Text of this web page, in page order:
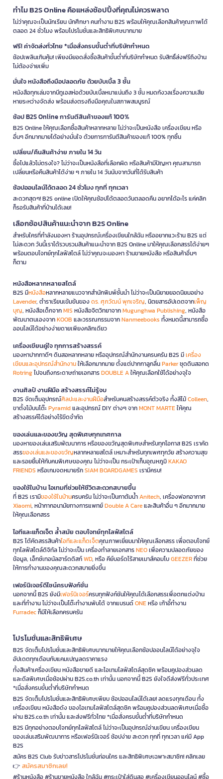
ทำไม B2S Online คือแหล่งช้อปปิ้งที่คุณไม่ควรพลาด
ไม่ว่าคุณจะเป็นนักเรียน นักศึกษา คนทำงาน B2S พร้อมให้คุณเลือกสินค้าคุณภาพได้
ตลอด 24 ชั่วโมง พร้อมโปรโมชั่นและสิทธิพิเศษมากมาย
ฟรี! ค่าจัดส่งทั่วไทย *เมื่อสั่งครบขั้นต่ำที่บริษัทกำหนด
ช้อปเพลินเกินคุ้ม! เพียงมียอดสั่งซื้อสินค้าขั้นต่ำที่บริษัทกำหนด รับสิทธิ์ส่งฟรีถึงบ้าน
ไม่ต้องจ่ายเพิ่ม
มั่นใจ หนังสือถึงมือปลอดภัย ด้วยบับเบิ้ล 3 ชั้น
หนังสือทุกเล่มจากบีทูเอสห่อด้วยบับเบิ้ลหนาแน่นถึง 3 ชั้น หมดกังวลเรื่องความเสีย
หายระหว่างจัดส่ง พร้อมส่งตรงถึงมือคุณในสภาพสมบูรณ์
ช้อป B2S Online การันตีสินค้าของแท้ 100%
B2S Online ให้คุณเลือกซื้อสินค้าหลากหลาย ไม่ว่าจะเป็นหนังสือ เครื่องเขียน หรือ
อื่นๆ อีกมากมายได้อย่างมั่นใจ ด้วยการการันตีสินค้าของแท้ 100% ทุกชิ้น
เปลี่ยน/คืนสินค้าง่าย ภายใน 14 วัน
ซื้อไปแล้วไม่ตรงใจ? ไม่ว่าจะเป็นหนังสือที่เลือกผิด หรือสินค้ามีปัญหา คุณสามารถ
เปลี่ยนหรือคืนสินค้าได้ง่าย ๆ ภายใน 14 วันนับจากวันที่ได้รับสินค้า
ช้อปออนไลน์ได้ตลอด 24 ชั่วโมง ทุกที่ ทุกเวลา
สะดวกสุดๆ! B2S online เปิดให้คุณช้อปได้ตลอดวันตลอดคืน อยากได้อะไร แค่คลิก
ก็รอรับสินค้าที่บ้านได้เลย!
เลือกช้อปสินค้าแนะนำจาก B2S Online
สำหรับใครที่กำลังมองหา ร้านอุปกรณ์เครื่องเขียนใกล้ฉัน หรืออยากแวะร้าน B2S แต่
ไม่สะดวก วันนี้เราได้รวบรวมสินค้าแนะนำจาก B2S Online มาให้คุณเลือกสรรได้ง่ายๆ
พร้อมตอบโจทย์ทุกไลฟ์สไตล์ ไม่ว่าคุณจะมองหา ร้านขายหนังสือ หรือสินค้าอื่นๆ
ก็ตาม
หนังสือหลากหลายสไตล์
B2S มีหนังสือหลากหลายแนวจากสำนักพิมพ์ชั้นนำ ไม่ว่าจะเป็นนิยายยอดนิยมอย่าง
Lavender, ตำราเรียนเข้มข้นของดร. ศุภวัฒน์ พุกเจริญ, นิตยสารอัปเดตจากเพ็ญ
บุญ, หนังสือเด็กจากMIS หนังสือจิตวิทยาจากMugunghwa Publishing, หนังสือ
พัฒนาตนเองจากKOOB และวรรณกรรมจากNanmeebooks ทั้งหมดนี้สามารถซื้อ
ออนไลน์ได้อย่างง่ายดายเพียงคลิกเดียว
เครื่องเขียนคู่ใจ ทุกการสร้างสรรค์
มองหาปากกาดีๆ ดินสอหลากหลาย หรืออุปกรณ์สำนักงานครบครัน B2S มีเครื่อง
เขียนและอุปกรณ์สำนักงานให้เลือกมากมาย ตั้งแต่ปากกาลูกลื่นParkerชุดดินสอกด
Rotringไปจนถึงกระดาษถ่ายเอกสารDOUBLE Aให้คุณเลือกใช้ได้อย่างจุใจ
งานศิลป์ งานฝีมือ สร้างสรรค์ไม่รู้จบ
B2S จัดเต็มอุปกรณ์ศิลปะและงานฝีมือสำหรับคนสร้างสรรค์ตัวจริง ทั้งสีไม้Colleen,
ขาตั้งไม้บนโต๊ะPyramidและอุปกรณ์ DIY ต่างๆ จากMONT MARTEให้คุณ
สร้างสรรค์ได้อย่างไร้ขีดจำกัด
ของเล่นและของขวัญ สุดพิเศษทุกเทศกาล
มองหาของเล่นเสริมพัฒนาการ หรือของขวัญสุดพิเศษสำหรับทุกโอกาส B2S เราคัด
สรรของเล่นและของขวัญหลากหลายสไตล์ เหมาะสำหรับทุกเพศทุกวัย สร้างความสุข
และรอยยิ้มให้กับคนพิเศษของคุณ ไม่ว่าจะเป็น กระเป๋าเก็บอุณหภูมิKAKAO
FRIENDS หรือเกมจดหมายรักSIAM BOARDGAMES เรามีครบ!
ของใช้ในบ้าน ไอเทมที่ช่วยให้ชีวิตสะดวกสบายขึ้น
ที่ B2S เรามีของใช้ในบ้านครบครัน ไม่ว่าจะเป็นกาต้มน้ำAnitech, เครื่องฟอกอากาศ
Xiaomi, หน้ากากอนามัยทางการแพทย์Double A Careและสินค้าอื่น ๆ อีกมากมาย
ให้คุณเลือกสรร
ไอทีและแก็ดเจ็ต ล้ำสมัย ตอบโจทย์ทุกไลฟ์สไตล์
B2S ได้คัดสรรสินค้าไอทีและแก็ดเจ็ตคุณภาพเยี่ยมมาให้คุณเลือกสรร เพื่อตอบโจทย์
ทุกไลฟ์สไตล์ดิจิทัล ไม่ว่าจะเป็น เครื่องทำลายเอกสารNEOเพื่อความปลอดภัยของ
ข้อมูล, เอ็กซ์เทอนัลฮาร์ดดิสก์WD, หรือ คีย์บอร์ดไร้สายเมาส์คอมโบGEEZERที่ช่วย
ให้การทำงานของคุณสะดวกสบายยิ่งขึ้น
เฟอร์นิเจอร์ดีไซน์ครบฟังก์ชั่น
นอกจากนี้ B2S ยังมีเฟอร์นิเจอร์ครบทุกฟังก์ชันให้คุณได้เลือกสรรเพื่อตกแต่งบ้าน
และที่ทำงาน ไม่ว่าจะเป็นโต๊ะทำงานพับได้ จากแบรนด์ONEหรือ เก้าอี้ทำงาน
Furradecก็มีให้เลือกครบครัน
โปรโมชั่นและสิทธิพิเศษ
B2S จัดเต็มโปรโมชั่นและสิทธิพิเศษมากมายให้คุณเลือกช้อปออนไลน์ได้อย่างจุใจ
อัปเดตทุกเดือนกับแคมเปญลดราคาแรง
ทั้งสินค้าเครื่องเขียน หนังสือขายดี และไอเทมไลฟ์สไตล์สุดชิค พร้อมคูปองส่วนลด
และดีลพิเศษเมื่อช้อปผ่าน B2S.co.th เท่านั้น นอกจากนี้ B2S ยังใจดีส่งฟรีทั่วประเทศ
*เมื่อสั่งครบขั้นต่ำที่บริษัทกำหนด
B2S จัดเต็มโปรโมชั่นและสิทธิพิเศษเพียบ ช้อปออนไลน์ได้เลย! ลดแรงทุกเดือน ทั้ง
เครื่องเขียน หนังสือดัง ของไอเทมไลฟ์สไตล์สุดชิค พร้อมคูปองส่วนลดพิเศษเมื่อซื้อ
ผ่าน B2S.co.th เท่านั้น และส่งฟรีทั่วไทย *เมื่อสั่งครบขั้นต่ำที่บริษัทกำหนด
B2S มีทุกอย่างตอบโจทย์ทุกไลฟ์สไตล์ ไม่ว่าจะเป็นอุปกรณ์อ่านเขียน เครื่องเขียน
ของเล่นเสริมพัฒนาการ หรือเฟอร์นิเจอร์ ช้อปง่าย สะดวก ทุกที่ ทุกเวลา แค่มี App
B2S
สมัคร B2S Club รับข่าวสารโปรโมชั่นก่อนใคร และสิทธิพิเศษเฉพาะสมาชิก! คลิกเลย
👉 สมัครสมาชิกเลย!
#ร้านหนังสือ #ร้านขายหนังสือ ใกล้ฉัน #กระเป๋าใส่ดินสอ #เครื่องเขียนออนไลน์ #ซื้อ